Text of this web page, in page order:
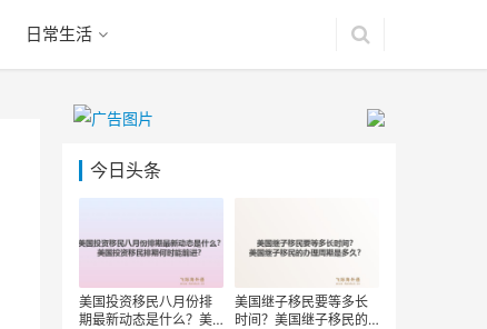
日常生活
今日头条
美国投资移民八月份排
期最新动态是什么？美
美国继子移民要等多长
时间？美国继子移民的